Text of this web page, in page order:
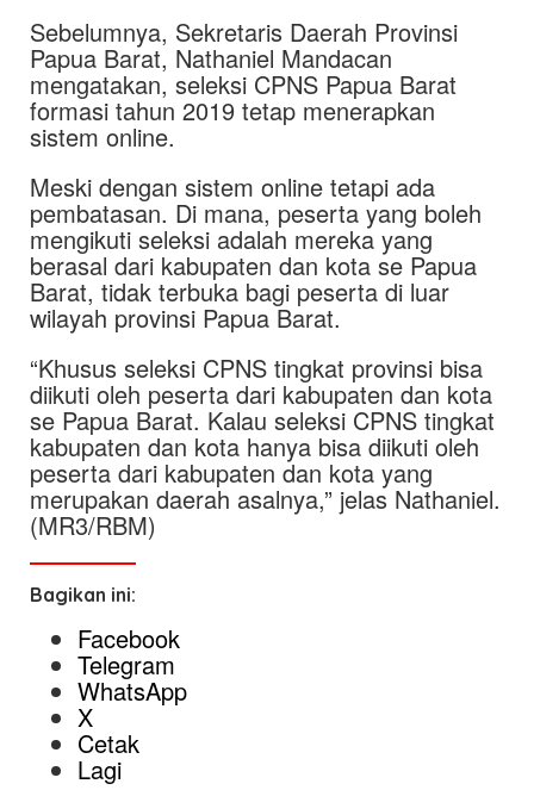
Sebelumnya, Sekretaris Daerah Provinsi
Papua Barat, Nathaniel Mandacan
mengatakan, seleksi CPNS Papua Barat
formasi tahun 2019 tetap menerapkan
sistem online.
Meski dengan sistem online tetapi ada
pembatasan. Di mana, peserta yang boleh
mengikuti seleksi adalah mereka yang
berasal dari kabupaten dan kota se Papua
Barat, tidak terbuka bagi peserta di luar
wilayah provinsi Papua Barat.
“Khusus seleksi CPNS tingkat provinsi bisa
diikuti oleh peserta dari kabupaten dan kota
se Papua Barat. Kalau seleksi CPNS tingkat
kabupaten dan kota hanya bisa diikuti oleh
peserta dari kabupaten dan kota yang
merupakan daerah asalnya,” jelas Nathaniel.
(MR3/RBM)
Bagikan ini:
Facebook
Telegram
WhatsApp
X
Cetak
Lagi